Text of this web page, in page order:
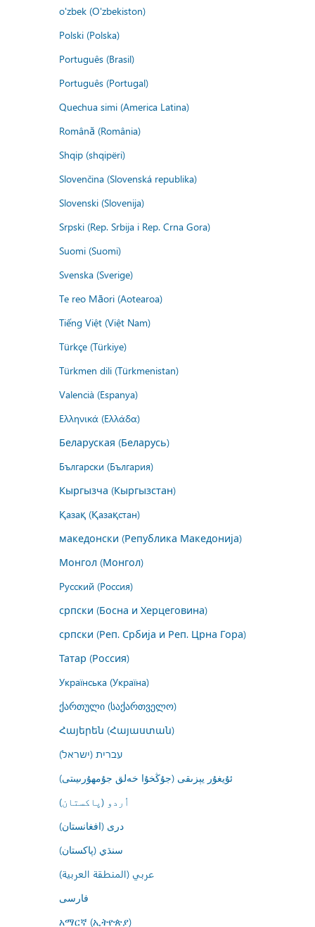
o'zbek (O'zbekiston)
Polski (Polska)
Português (Brasil)
Português (Portugal)
Quechua simi (America Latina)
Română (România)
Shqip (shqipëri)
Slovenčina (Slovenská republika)
Slovenski (Slovenija)
Srpski (Rep. Srbija i Rep. Crna Gora)
Suomi (Suomi)
Svenska (Sverige)
Te reo Māori (Aotearoa)
Tiếng Việt (Việt Nam)
Türkçe (Türkiye)
Türkmen dili (Türkmenistan)
Valencià (Espanya)
Ελληνικά (Ελλάδα)
Беларуская (Беларусь)
Български (България)
Кыргызча (Кыргызстан)
Қазақ (Қазақстан)
македонски (Република Македонија)
Монгол (Монгол)
Русский (Россия)
српски (Босна и Херцеговина)
српски (Реп. Србија и Реп. Црна Гора)
Татар (Россия)
Українська (Україна)
ქართული (საქართველო)
Հայերեն (Հայաստան)
עברית (ישראל)
ئۇيغۇر يېزىقى (جۇڭخۇا خەلق جۇمھۇرىيىتى)
اُردو (پاکستان)
درى (افغانستان)
سنڌي (پاکستان)
عربي (المنطقة العربية)
فارسى
አማርኛ (ኢትዮጵያ)